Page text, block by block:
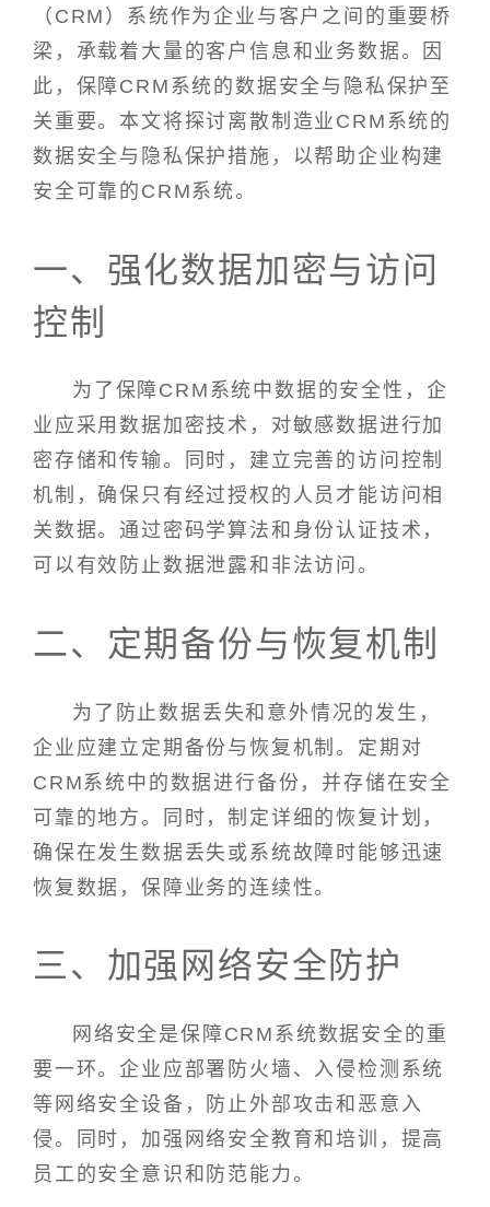
（CRM）系统作为企业与客户之间的重要桥
梁，承载着大量的客户信息和业务数据。因
此，保障CRM系统的数据安全与隐私保护至
关重要。本文将探讨离散制造业CRM系统的
数据安全与隐私保护措施，以帮助企业构建
安全可靠的CRM系统。
一、强化数据加密与访问
控制
为了保障CRM系统中数据的安全性，企
业应采用数据加密技术，对敏感数据进行加
密存储和传输。同时，建立完善的访问控制
机制，确保只有经过授权的人员才能访问相
关数据。通过密码学算法和身份认证技术，
可以有效防止数据泄露和非法访问。
二、定期备份与恢复机制
为了防止数据丢失和意外情况的发生，
企业应建立定期备份与恢复机制。定期对
CRM系统中的数据进行备份，并存储在安全
可靠的地方。同时，制定详细的恢复计划，
确保在发生数据丢失或系统故障时能够迅速
恢复数据，保障业务的连续性。
三、加强网络安全防护
网络安全是保障CRM系统数据安全的重
要一环。企业应部署防火墙、入侵检测系统
等网络安全设备，防止外部攻击和恶意入
侵。同时，加强网络安全教育和培训，提高
员工的安全意识和防范能力。